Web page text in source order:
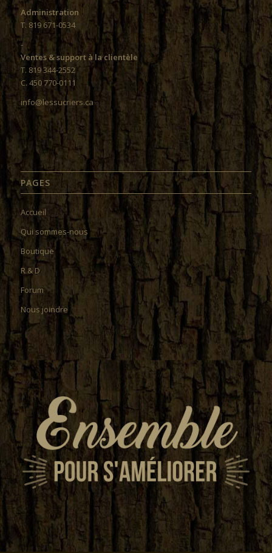
Administration
T. 819 671-0534
-
Ventes & support à la clientèle
T. 819 344-2552
C. 450 770-0111
info@lessucriers.ca
PAGES
Accueil
Qui sommes-nous
Boutique
R & D
Forum
Nous joindre